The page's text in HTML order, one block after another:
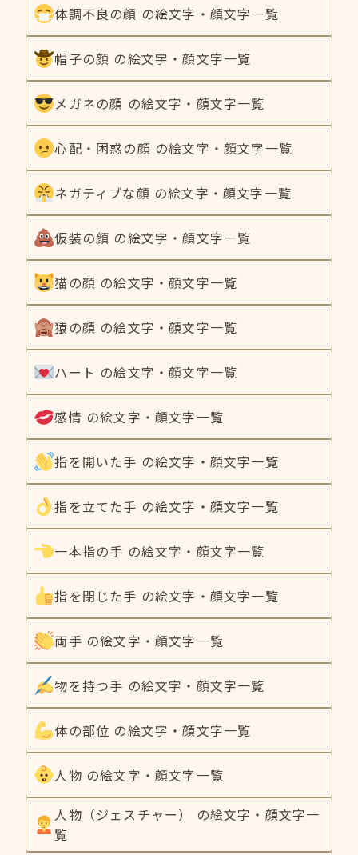
体調不良の顔 の絵文字・顔文字一覧
帽子の顔 の絵文字・顔文字一覧
メガネの顔 の絵文字・顔文字一覧
心配・困惑の顔 の絵文字・顔文字一覧
ネガティブな顔 の絵文字・顔文字一覧
仮装の顔 の絵文字・顔文字一覧
猫の顔 の絵文字・顔文字一覧
猿の顔 の絵文字・顔文字一覧
ハート の絵文字・顔文字一覧
感情 の絵文字・顔文字一覧
指を開いた手 の絵文字・顔文字一覧
指を立てた手 の絵文字・顔文字一覧
一本指の手 の絵文字・顔文字一覧
指を閉じた手 の絵文字・顔文字一覧
両手 の絵文字・顔文字一覧
物を持つ手 の絵文字・顔文字一覧
体の部位 の絵文字・顔文字一覧
人物 の絵文字・顔文字一覧
人物（ジェスチャー） の絵文字・顔文字一
覧